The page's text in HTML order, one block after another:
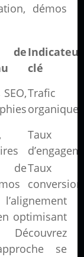
démos
deIndicateur
clé
Trafic
organique
Taux
deTaux
conversion
optimisant
se